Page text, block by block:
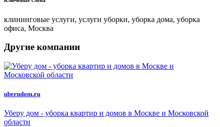
клининговые услуги, услуги уборки, уборка дома, уборка
офиса, Москва
Другие компании
uberudom.ru
Уберу дом - уборка квартир и домов в Москве и Московской
области